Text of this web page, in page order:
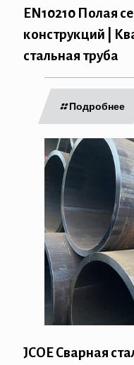
EN10210 Полая
конструкций |
стальная труба
Подробнее
JCOE Сварная